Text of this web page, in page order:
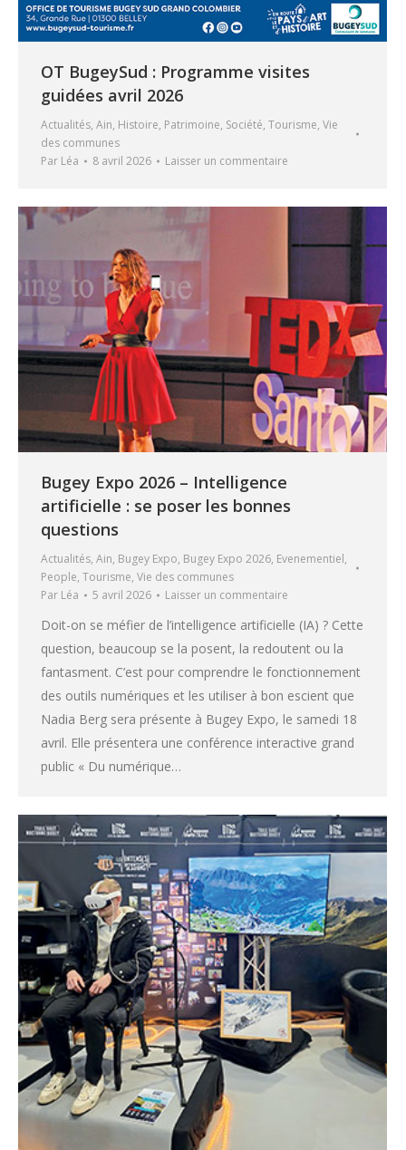
OT BugeySud : Programme visites
guidées avril 2026
Actualités, Ain, Histoire, Patrimoine, Société, Tourisme, Vie
des communes
Par Léa 8 avril 2026 Laisser un commentaire
Bugey Expo 2026 – Intelligence
artificielle : se poser les bonnes
questions
Actualités, Ain, Bugey Expo, Bugey Expo 2026, Evenementiel,
People, Tourisme, Vie des communes
Par Léa 5 avril 2026 Laisser un commentaire
Doit-on se méfier de l’intelligence artificielle (IA) ? Cette
question, beaucoup se la posent, la redoutent ou la
fantasment. C’est pour comprendre le fonctionnement
des outils numériques et les utiliser à bon escient que
Nadia Berg sera présente à Bugey Expo, le samedi 18
avril. Elle présentera une conférence interactive grand
public « Du numérique…